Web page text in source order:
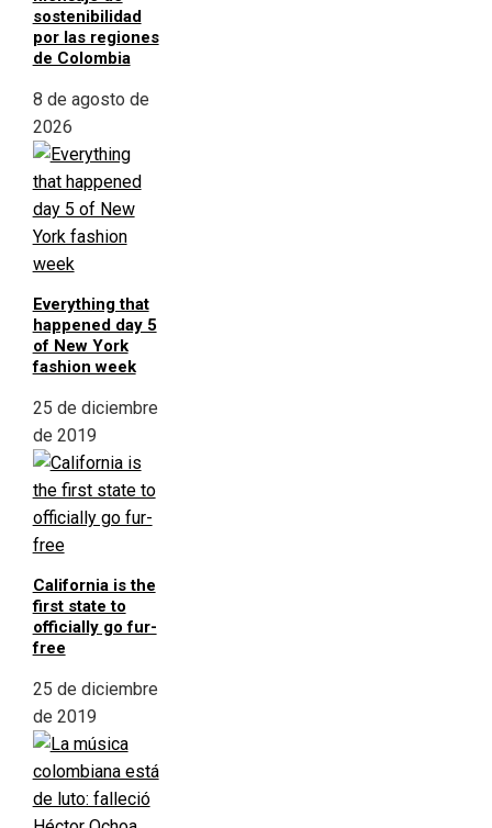
sostenibilidad
por las regiones
de Colombia
8 de agosto de
2026
Everything that
happened day 5
of New York
fashion week
25 de diciembre
de 2019
California is the
first state to
officially go fur-
free
25 de diciembre
de 2019